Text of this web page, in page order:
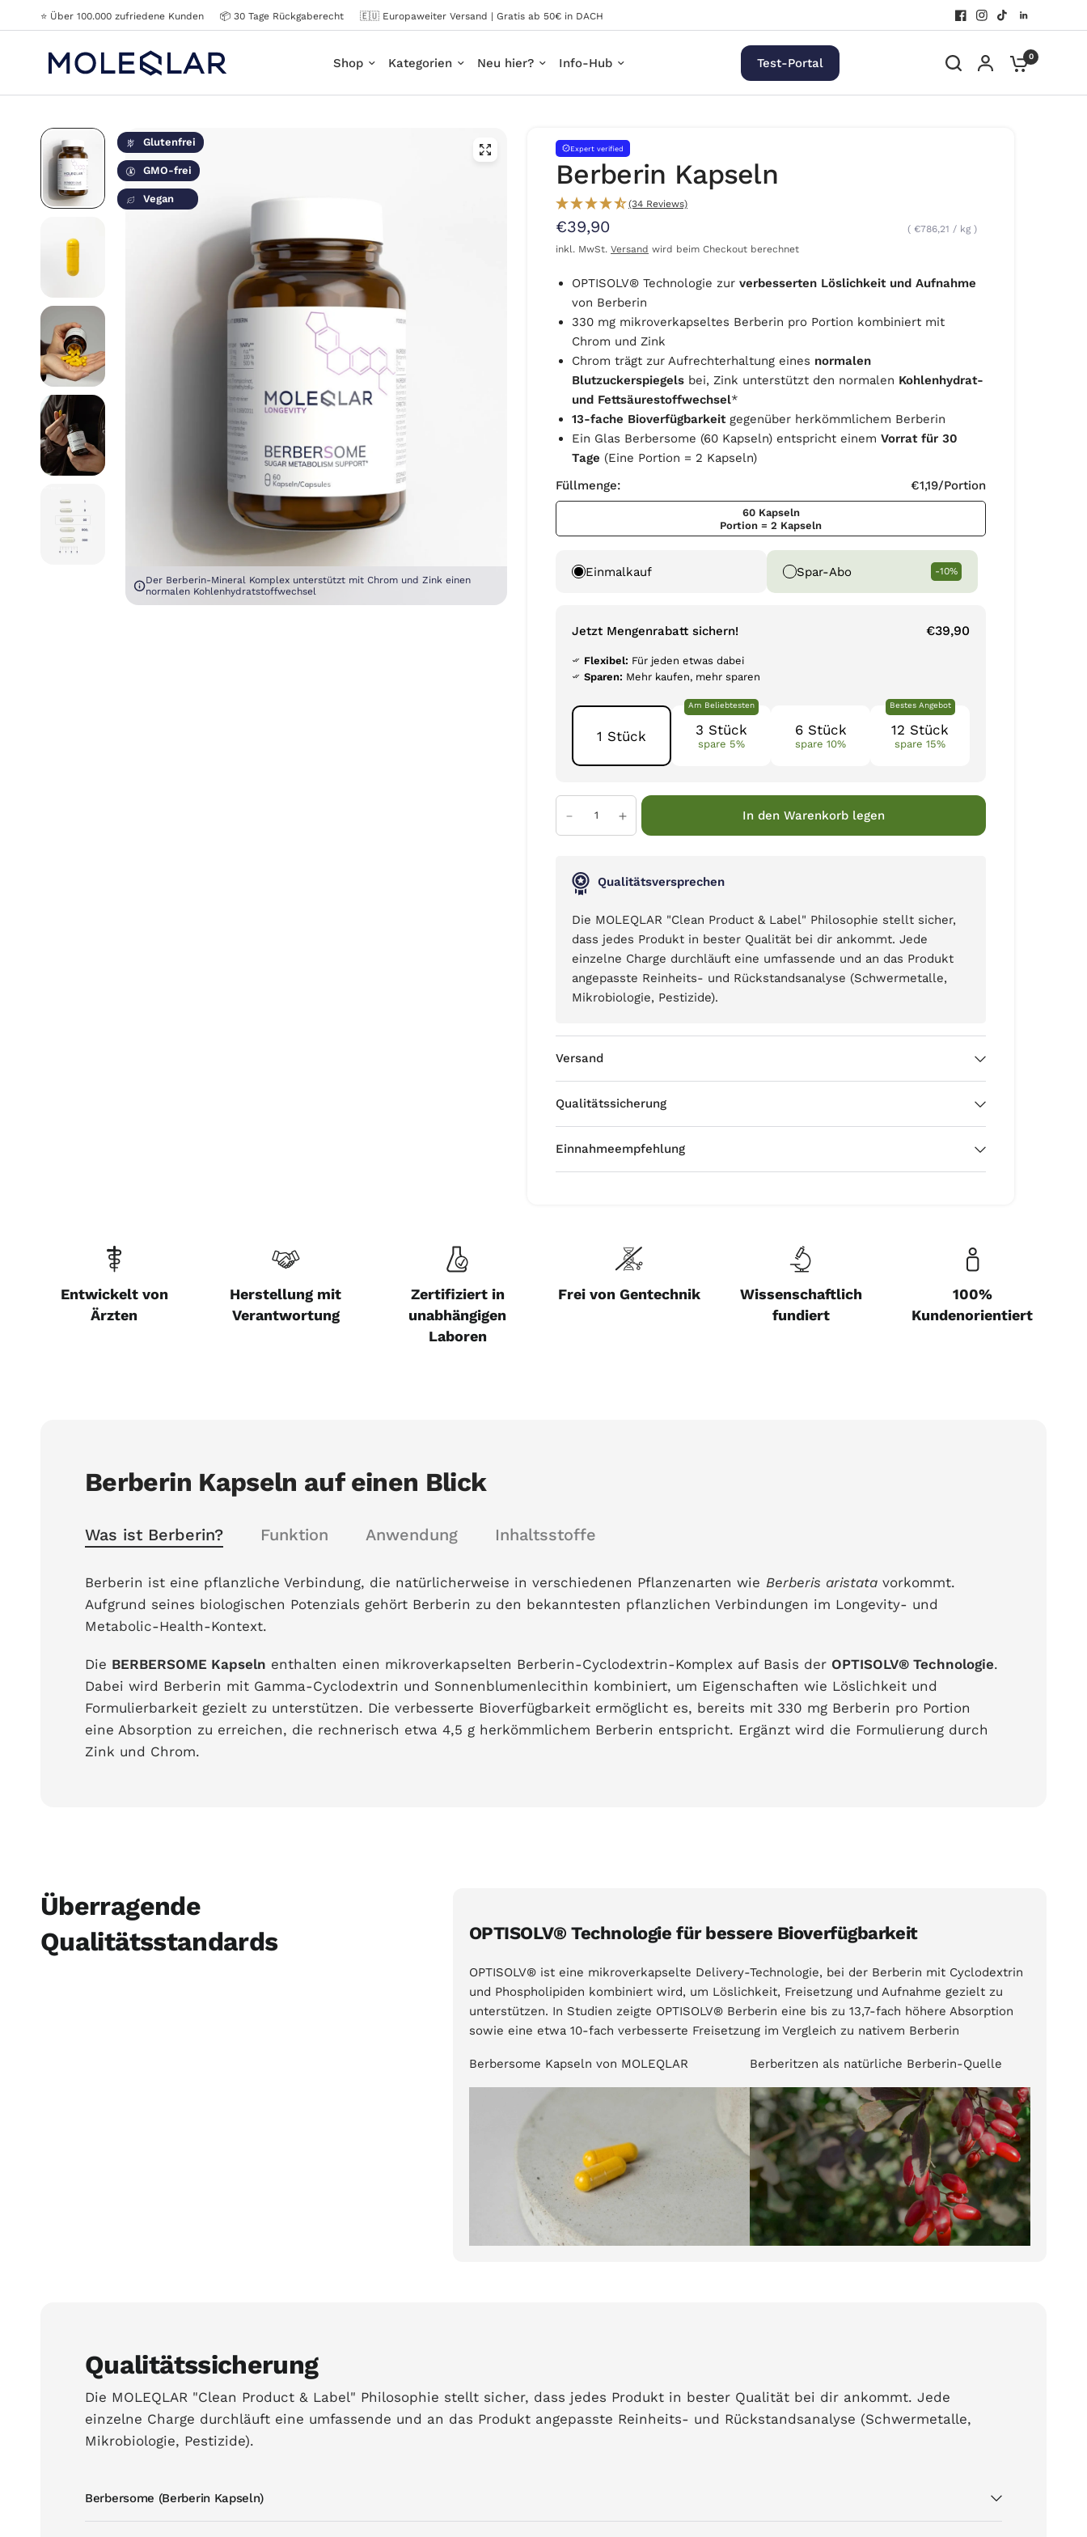
⭐️ Über 100.000 zufriedene Kunden 📦 30 Tage Rückgaberecht 🇪🇺 Europaweiter Versand | Gratis ab 50€ in DACH
Shop Kategorien Neu hier? Info-Hub Test-Portal 0
Glutenfrei
GMO-frei
Vegan
Der Berberin-Mineral Komplex unterstützt mit Chrom und Zink einen
normalen Kohlenhydratstoffwechsel
Expert verified
Berberin Kapseln
(34 Reviews)
€39,90 €786,21 / kg
inkl. MwSt. Versand wird beim Checkout berechnet
OPTISOLV® Technologie zur verbesserten Löslichkeit und Aufnahme
von Berberin
330 mg mikroverkapseltes Berberin pro Portion kombiniert mit
Chrom und Zink
Chrom trägt zur Aufrechterhaltung eines normalen
Blutzuckerspiegels bei, Zink unterstützt den normalen Kohlenhydrat-
und Fettsäurestoffwechsel*
13-fache Bioverfügbarkeitgegenüber herkömmlichem Berberin
Ein Glas Berbersome (60 Kapseln) entspricht einem Vorrat für 30
Tage (Eine Portion = 2 Kapseln)
Füllmenge:
€1,19/Portion
60 Kapseln
Portion = 2 Kapseln
Einmalkauf Spar-Abo -10%
Jetzt Mengenrabatt sichern! €39,90
Flexibel: Für jeden etwas dabei
Sparen: Mehr kaufen, mehr sparen
1 Stück 3 Stück
spare 5%
Am Beliebtesten
6 Stück
spare 10%
12 Stück
spare 15%
Bestes Angebot
In den Warenkorb legen
Qualitätsversprechen
Die MOLEQLAR "Clean Product & Label" Philosophie stellt sicher,
dass jedes Produkt in bester Qualität bei dir ankommt. Jede
einzelne Charge durchläuft eine umfassende und an das Produkt
angepasste Reinheits- und Rückstandsanalyse (Schwermetalle,
Mikrobiologie, Pestizide).
Versand
Qualitätssicherung
Einnahmeempfehlung
Entwickelt von
Ärzten
Herstellung mit
Verantwortung
Zertifiziert in
unabhängigen
Laboren
Frei von Gentechnik
Wissenschaftlich
fundiert
100%
Kundenorientiert
Berberin Kapseln auf einen Blick
Was ist Berberin? Funktion Anwendung Inhaltsstoffe
Berberin ist eine pflanzliche Verbindung, die natürlicherweise in verschiedenen Pflanzenarten wie Berberis aristata vorkommt.
Aufgrund seines biologischen Potenzials gehört Berberin zu den bekanntesten pflanzlichen Verbindungen im Longevity- und
Metabolic-Health-Kontext.
Die BERBERSOME Kapseln enthalten einen mikroverkapselten Berberin-Cyclodextrin-Komplex auf Basis der OPTISOLV® Technologie.
Dabei wird Berberin mit Gamma-Cyclodextrin und Sonnenblumenlecithin kombiniert, um Eigenschaften wie Löslichkeit und
Formulierbarkeit gezielt zu unterstützen. Die verbesserte Bioverfügbarkeit ermöglicht es, bereits mit 330 mg Berberin pro Portion
eine Absorption zu erreichen, die rechnerisch etwa 4,5 g herkömmlichem Berberin entspricht. Ergänzt wird die Formulierung durch
Zink und Chrom.
Überragende
Qualitätsstandards
OPTISOLV® Technologie für bessere Bioverfügbarkeit
OPTISOLV® ist eine mikroverkapselte Delivery-Technologie, bei der Berberin mit Cyclodextrin
und Phospholipiden kombiniert wird, um Löslichkeit, Freisetzung und Aufnahme gezielt zu
unterstützen. In Studien zeigte OPTISOLV® Berberin eine bis zu 13,7-fach höhere Absorption
sowie eine etwa 10-fach verbesserte Freisetzung im Vergleich zu nativem Berberin
Berbersome Kapseln von MOLEQLAR Berberitzen als natürliche Berberin-Quelle
Qualitätssicherung
Die MOLEQLAR "Clean Product & Label" Philosophie stellt sicher, dass jedes Produkt in bester Qualität bei dir ankommt. Jede
einzelne Charge durchläuft eine umfassende und an das Produkt angepasste Reinheits- und Rückstandsanalyse (Schwermetalle,
Mikrobiologie, Pestizide).
Berbersome (Berberin Kapseln)